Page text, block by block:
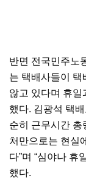
반면 전국민주노
는 택배사들이 택
않고 있다며 휴일
했다. 김광석 택
순히 근무시간 총
처만으로는 현실
다”며 “심야나 휴
했다.